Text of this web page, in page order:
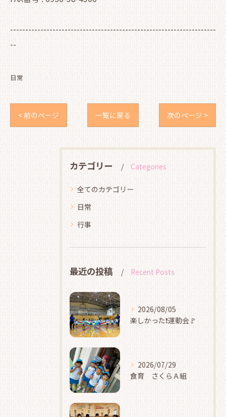
--------------------------------------------------------------------
--
日常
< 前のページ 一覧に戻る 次のページ >
カテゴリー Categories
全てのカテゴリー
日常
行事
最近の投稿 Recent Posts
2026/08/05
楽しかった❗運動会🚩
2026/07/29
食育 さくらＡ組